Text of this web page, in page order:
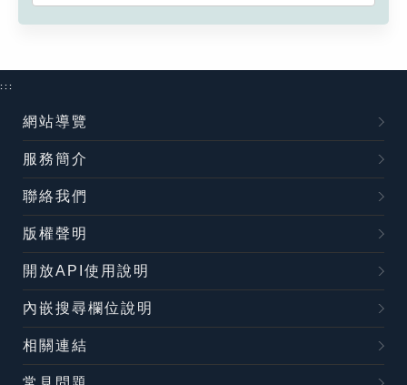
:::
網站導覽
服務簡介
聯絡我們
版權聲明
開放API使用說明
內嵌搜尋欄位說明
相關連結